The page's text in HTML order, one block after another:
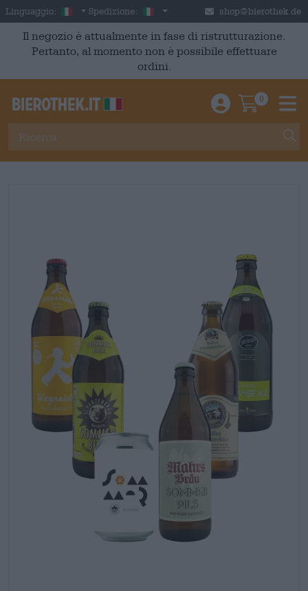
Skip to main content
Linguaggio: Italian
Spedizione: Italia shop@bierothek.de
Il negozio è attualmente in fase di ristrutturazione.
Pertanto, al momento non è possibile effettuare
ordini.
Einloggen /
0